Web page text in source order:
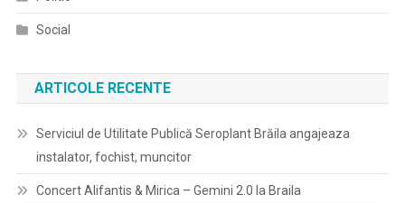
Social
ARTICOLE RECENTE
Serviciul de Utilitate Publică Seroplant Brăila angajeaza
instalator, fochist, muncitor
Concert Alifantis & Mirica – Gemini 2.0 la Braila